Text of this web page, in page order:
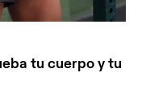
tu cuerpo y tu